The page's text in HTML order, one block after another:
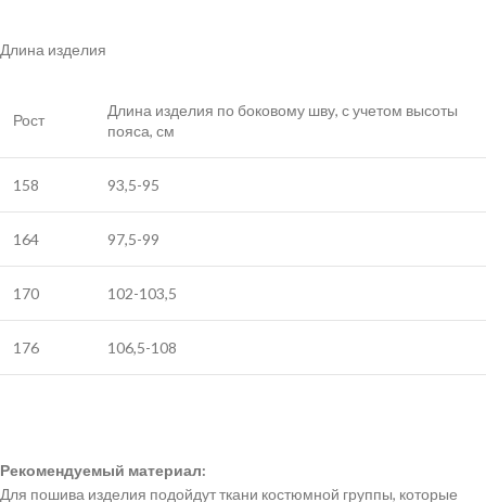
Длина изделия
Рост
Длина изделия по боковому шву, с учетом высоты
пояса, см
158 93,5-95
164 97,5-99
170 102-103,5
176 106,5-108
Рекомендуемый материал:
Для пошива изделия подойдут ткани костюмной группы, которые